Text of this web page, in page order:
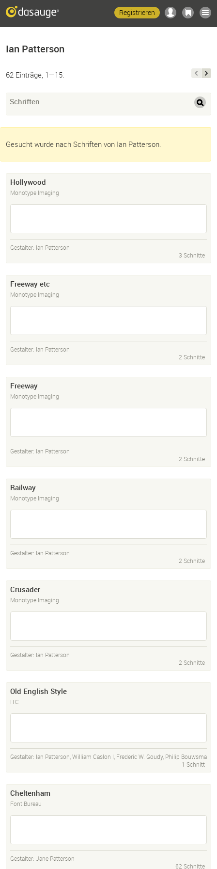
Registrieren
Ian Patterson
62 Einträge, 1—15:
Schriften
Gesucht wurde nach Schriften von Ian Patterson.
Hollywood
Monotype Imaging
Gestalter: Ian Patterson
3 Schnitte
Freeway etc
Monotype Imaging
Gestalter: Ian Patterson
2 Schnitte
Freeway
Monotype Imaging
Gestalter: Ian Patterson
2 Schnitte
Railway
Monotype Imaging
Gestalter: Ian Patterson
2 Schnitte
Crusader
Monotype Imaging
Gestalter: Ian Patterson
2 Schnitte
Old English Style
ITC
Gestalter: Ian Patterson,William Caslon I, Frederic W. Goudy, Philip Bouwsma
1 Schnitt
Cheltenham
Font Bureau
Gestalter: Jane Patterson
62 Schnitte